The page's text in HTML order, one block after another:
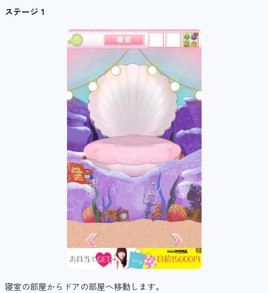
ステージ１
寝室の部屋からドアの部屋へ移動します。